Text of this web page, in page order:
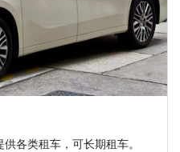
各类租车，可长期租车。